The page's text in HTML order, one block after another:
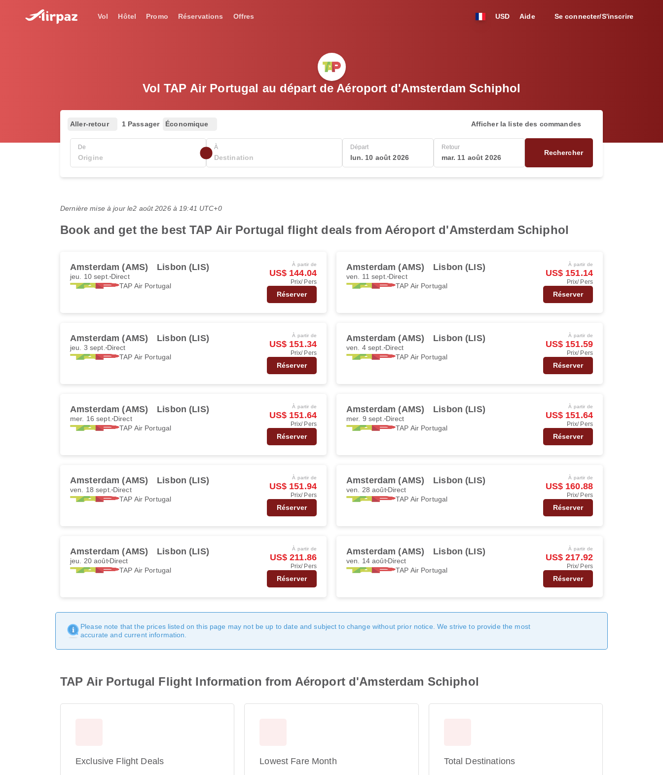
Vol Hôtel Promo Réservations Offres USD Aide Se connecter/S'inscrire
Vol TAP Air Portugal au départ de Aéroport d'Amsterdam Schiphol
Aller-retour 1 Passager Économique Afficher la liste des commandes
De À Départ
lun. 10 août 2026
Retour
mar. 11 août 2026
Rechercher
Dernière mise à jour le2 août 2026 à 19:41 UTC+0
Book and get the best TAP Air Portugal flight deals from Aéroport d'Amsterdam Schiphol
Amsterdam (AMS) Lisbon (LIS)
jeu. 10 sept. Direct
TAP Air Portugal
À partir de
US$ 144.04
Prix/ Pers
Réserver
Amsterdam (AMS) Lisbon (LIS)
ven. 11 sept. Direct
TAP Air Portugal
À partir de
US$ 151.14
Prix/ Pers
Réserver
Amsterdam (AMS) Lisbon (LIS)
jeu. 3 sept. Direct
TAP Air Portugal
À partir de
US$ 151.34
Prix/ Pers
Réserver
Amsterdam (AMS) Lisbon (LIS)
ven. 4 sept. Direct
TAP Air Portugal
À partir de
US$ 151.59
Prix/ Pers
Réserver
Amsterdam (AMS) Lisbon (LIS)
mer. 16 sept. Direct
TAP Air Portugal
À partir de
US$ 151.64
Prix/ Pers
Réserver
Amsterdam (AMS) Lisbon (LIS)
mer. 9 sept. Direct
TAP Air Portugal
À partir de
US$ 151.64
Prix/ Pers
Réserver
Amsterdam (AMS) Lisbon (LIS)
ven. 18 sept. Direct
TAP Air Portugal
À partir de
US$ 151.94
Prix/ Pers
Réserver
Amsterdam (AMS) Lisbon (LIS)
ven. 28 aoûtDirect
TAP Air Portugal
À partir de
US$ 160.88
Prix/ Pers
Réserver
Amsterdam (AMS) Lisbon (LIS)
jeu. 20 aoûtDirect
TAP Air Portugal
À partir de
US$ 211.86
Prix/ Pers
Réserver
Amsterdam (AMS) Lisbon (LIS)
ven. 14 aoûtDirect
TAP Air Portugal
À partir de
US$ 217.92
Prix/ Pers
Réserver
Please note that the prices listed on this page may not be up to date and subject to change without prior notice. We strive to provide the most
accurate and current information.
TAP Air Portugal Flight Information from Aéroport d'Amsterdam Schiphol
Exclusive Flight Deals Lowest Fare Month Total Destinations